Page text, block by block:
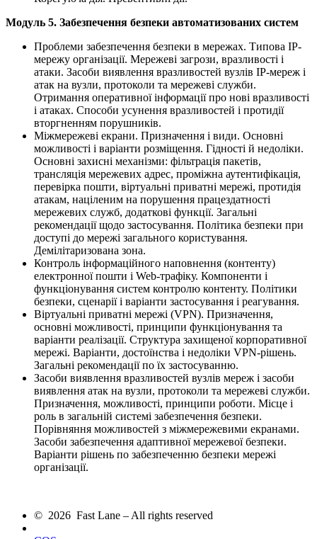
Модуль 5. Забезпечення безпеки автоматизованих систем
Проблеми забезпечення безпеки в мережах. Типова IP-
мережу організації. Мережеві загрози, вразливості і
атаки. Засоби виявлення вразливостей вузлів IP-мереж і
атак на вузли, протоколи та мережеві служби.
Отримання оперативної інформації про нові вразливості
і атаках. Способи усунення вразливостей і протидії
вторгненням порушників.
Міжмережеві екрани. Призначення і види. Основні
можливості і варіанти розміщення. Гідності й недоліки.
Основні захисні механізми: фільтрація пакетів,
трансляція мережевих адрес, проміжна аутентифікація,
перевірка пошти, віртуальні приватні мережі, протидія
атакам, націленим на порушення працездатності
мережевих служб, додаткові функції. Загальні
рекомендації щодо застосування. Політика безпеки при
доступі до мережі загального користування.
Демілітаризована зона.
Контроль інформаційного наповнення (контенту)
електронної пошти і Web-трафіку. Компоненти і
функціонування систем контролю контенту. Політики
безпеки, сценарії і варіанти застосування і реагування.
Віртуальні приватні мережі (VPN). Призначення,
основні можливості, принципи функціонування та
варіанти реалізації. Структура захищеної корпоративної
мережі. Варіанти, достоїнства і недоліки VPN-рішень.
Загальні рекомендації по їх застосуванню.
Засоби виявлення вразливостей вузлів мереж і засоби
виявлення атак на вузли, протоколи та мережеві служби.
Призначення, можливості, принципи роботи. Місце і
роль в загальній системі забезпечення безпеки.
Порівняння можливостей з міжмережевими екранами.
Засоби забезпечення адаптивної мережевої безпеки.
Варіанти рішень по забезпеченню безпеки мережі
організації.
© 2026 Fast Lane – All rights reserved